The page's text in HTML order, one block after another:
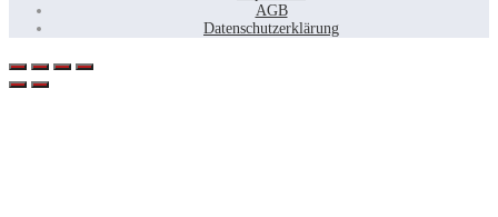
AGB
Datenschutzerklärung